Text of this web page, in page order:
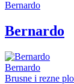
Bernardo
Bernardo
Bernardo
Brusne i rezne